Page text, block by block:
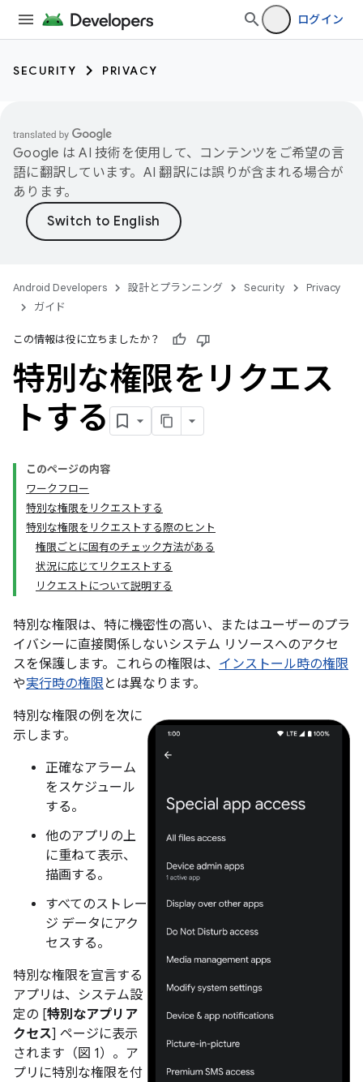
ログイン
SECURITY PRIVACY
Google は AI 技術を使用して、コンテンツをご希望の言
語に翻訳しています。AI 翻訳には誤りが含まれる場合が
あります。
Android Developers 設計とプランニング Security
Privacy
ガイド
この情報は役に立ちましたか？
特別な権限をリクエス
トする
このページの内容
ワークフロー
特別な権限をリクエストする
特別な権限をリクエストする際のヒント
権限ごとに固有のチェック方法がある
状況に応じてリクエストする
リクエストについて説明する
特別な権限は、特に機密性の高い、またはユーザーのプラ
イバシーに直接関係しないシステム リソースへのアクセ
スを保護します。これらの権限は、 インストール時の権限
や実行時の権限 とは異なります。
特別な権限の例を次に
示します。
正確なアラーム
をスケジュール
する。
他のアプリの上
に重ねて表示、
描画する。
すべてのストレー
ジ データにアク
セスする。
特別な権限を宣言する
アプリは、システム設
定の [特別なアプリア
クセス] ページに表示
されます（図 1）。ア
プリに特別な権限を付